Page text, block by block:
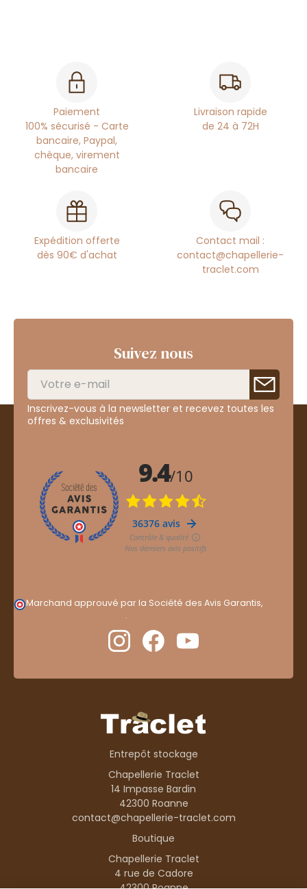
Paiement
100% sécurisé - Carte
bancaire, Paypal,
chèque, virement
bancaire
Livraison rapide
de 24 à 72H
Expédition offerte
dès 90€ d'achat
Contact mail :
contact@chapellerie-
traclet.com
Suivez nous
Inscrivez-vous à la newsletter et recevez toutes les
offres & exclusivités
Marchand approuvé par la Société des Avis Garantis,
.
Entrepôt stockage
Chapellerie Traclet
14 Impasse Bardin
42300 Roanne
contact@chapellerie-traclet.com
Boutique
Chapellerie Traclet
4 rue de Cadore